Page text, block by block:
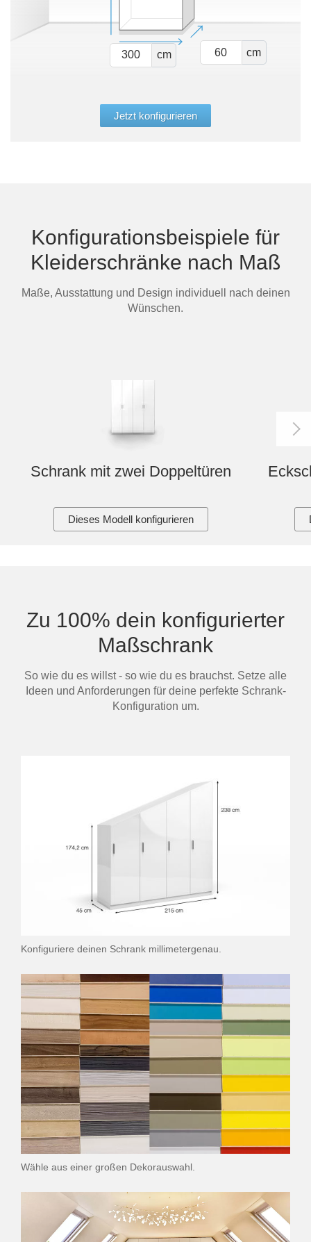
cm cm
Jetzt konfigurieren
Konfigurationsbeispiele für
Kleiderschränke nach Maß
Maße, Ausstattung und Design individuell nach deinen
Wünschen.
Schrank mit zwei Doppeltüren
Dieses Modell konfigurieren
Zu 100% dein konfigurierter
Maßschrank
So wie du es willst - so wie du es brauchst. Setze alle
Ideen und Anforderungen für deine perfekte Schrank-
Konfiguration um.
Konfiguriere deinen Schrank millimetergenau.
Wähle aus einer großen Dekorauswahl.